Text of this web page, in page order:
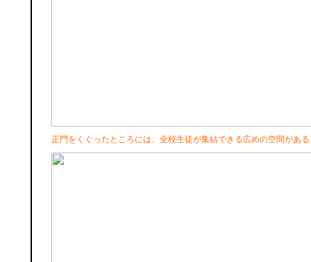
正門をくぐったところには、全校生徒が集結できる広めの空間がある